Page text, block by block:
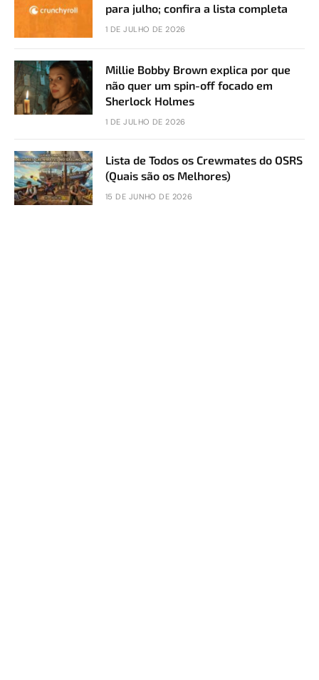
para julho; confira a lista completa
1 DE JULHO DE 2026
Millie Bobby Brown explica por que
não quer um spin-off focado em
Sherlock Holmes
1 DE JULHO DE 2026
Lista de Todos os Crewmates do OSRS
(Quais são os Melhores)
15 DE JUNHO DE 2026